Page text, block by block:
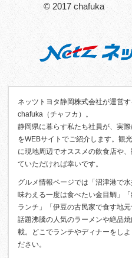
© 2017 chafuka
ネッツトヨタ静岡株式会社が運営
chafuka（チャフカ）。
静岡県に暮らす私たち社員が、実
をWEBサイトでご紹介します。観
に現地周辺でオススメの飲食店や
ていただければ幸いです。
グルメ情報ページでは「沼津港で
味わえる一度は食べたい金目鯛」
ランチ」「伊豆の古民家で食す地
話題沸騰の人気のラーメンや絶品
載。どこでランチやディナーをし
ださい。